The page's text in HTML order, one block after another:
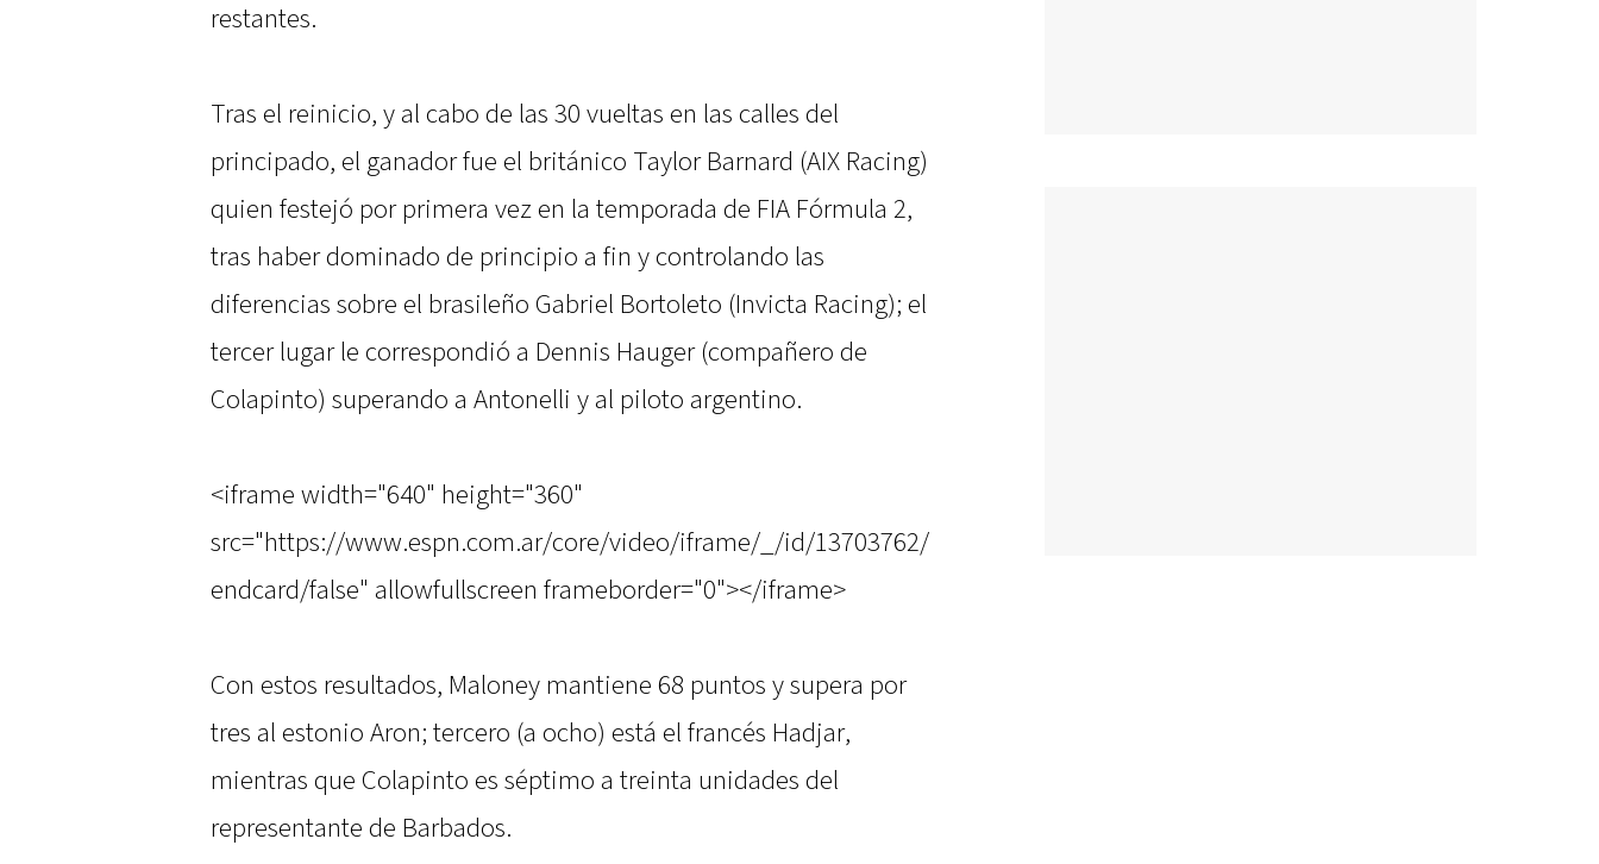
restantes.
Tras el reinicio, y al cabo de las 30 vueltas en las calles del
principado, el ganador fue el británico Taylor Barnard (AIX Racing)
quien festejó por primera vez en la temporada de FIA Fórmula 2,
tras haber dominado de principio a fin y controlando las
diferencias sobre el brasileño Gabriel Bortoleto (Invicta Racing); el
tercer lugar le correspondió a Dennis Hauger (compañero de
Colapinto) superando a Antonelli y al piloto argentino.
<iframe width="640" height="360"
src="https://www.espn.com.ar/core/video/iframe/_/id/13703762/
endcard/false" allowfullscreen frameborder="0"></iframe>
Con estos resultados, Maloney mantiene 68 puntos y supera por
tres al estonio Aron; tercero (a ocho) está el francés Hadjar,
mientras que Colapinto es séptimo a treinta unidades del
representante de Barbados.